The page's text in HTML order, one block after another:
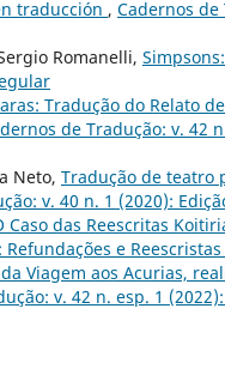
traducción , Cadernos de
Romanelli,
Tradução do Relato
de Tradução: v. 42
Neto, Tradução de teatro
v. 40 n. 1 (2020):
Caso das Reescritas
e
Viagem aos Acurias,
v. 42 n. esp. 1